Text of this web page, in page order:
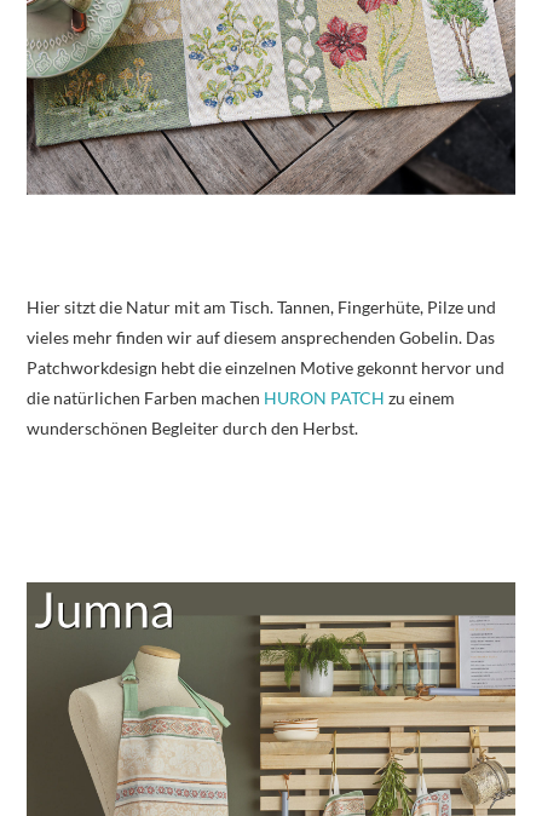
Hier sitzt die Natur mit am Tisch. Tannen, Fingerhüte, Pilze und
vieles mehr finden wir auf diesem ansprechenden Gobelin. Das
Patchworkdesign hebt die einzelnen Motive gekonnt hervor und
die natürlichen Farben machen HURON PATCH zu einem
wunderschönen Begleiter durch den Herbst.